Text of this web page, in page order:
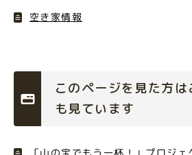
空き家情報
このページを見た方
も見ています